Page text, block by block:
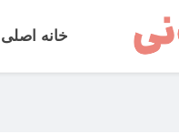
خانه اصلی